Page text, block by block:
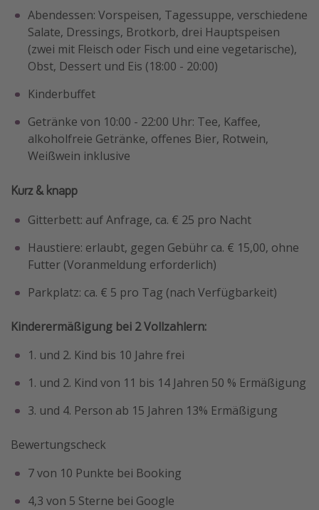
Abendessen: Vorspeisen, Tagessuppe, verschiedene
Salate, Dressings, Brotkorb, drei Hauptspeisen
(zwei mit Fleisch oder Fisch und eine vegetarische),
Obst, Dessert und Eis (18:00 - 20:00)
Kinderbuffet
Getränke von 10:00 - 22:00 Uhr: Tee, Kaffee,
alkoholfreie Getränke, offenes Bier, Rotwein,
Weißwein inklusive
Kurz & knapp
Gitterbett: auf Anfrage, ca. € 25 pro Nacht
Haustiere: erlaubt, gegen Gebühr ca. € 15,00, ohne
Futter (Voranmeldung erforderlich)
Parkplatz: ca. € 5 pro Tag (nach Verfügbarkeit)
Kinderermäßigung bei 2 Vollzahlern:
1. und 2. Kind bis 10 Jahre frei
1. und 2. Kind von 11 bis 14 Jahren 50 % Ermäßigung
3. und 4. Person ab 15 Jahren 13% Ermäßigung
Bewertungscheck
7 von 10 Punkte bei Booking
4,3 von 5 Sterne bei Google